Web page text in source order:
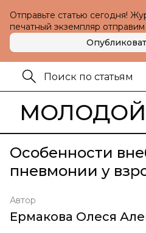
Отправьте статью сегодня!
печатный экземпляр отправим
Особенности
пневмонии у
Автор
Ермакова Олеся